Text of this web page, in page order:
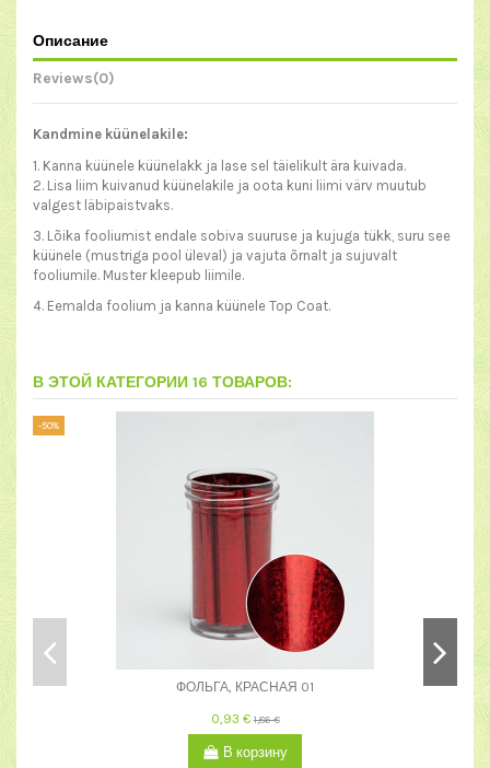
Описание
Reviews(0)
Kandmine küünelakile:
1. Kanna küünele küünelakk ja lase sel täielikult ära kuivada.
2. Lisa liim kuivanud küünelakile ja oota kuni liimi värv muutub
valgest läbipaistvaks.
3. Lõika fooliumist endale sobiva suuruse ja kujuga tükk, suru see
küünele (mustriga pool üleval) ja vajuta õrnalt ja sujuvalt
fooliumile. Muster kleepub liimile.
4. Eemalda foolium ja kanna küünele Top Coat.
В ЭТОЙ КАТЕГОРИИ 16 ТОВАРОВ:
-50%
ФОЛЬГА, КРАСНАЯ 01
0,93 €1,86 €
В корзину
-50%